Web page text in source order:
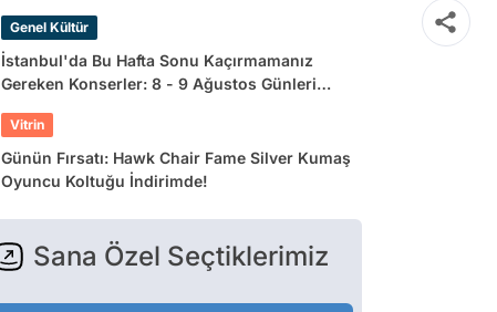
Genel Kültür
İstanbul'da Bu Hafta Sonu Kaçırmamanız
Gereken Konserler: 8 - 9 Ağustos Günleri
Vitrin
Günün Fırsatı: Hawk Chair Fame Silver Kumaş
Oyuncu Koltuğu İndirimde!
Sana Özel Seçtiklerimiz